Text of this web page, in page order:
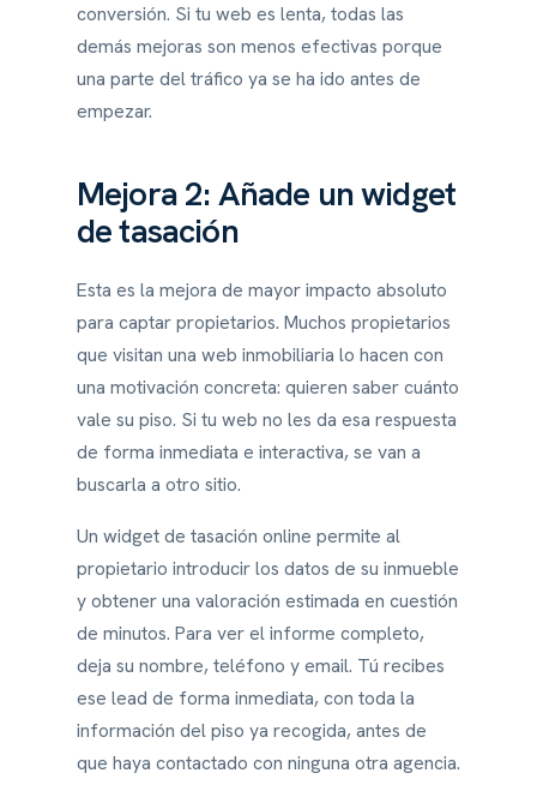
conversión. Si tu web es lenta, todas las
demás mejoras son menos efectivas porque
una parte del tráfico ya se ha ido antes de
empezar.
Mejora 2: Añade un widget
de tasación
Esta es la mejora de mayor impacto absoluto
para captar propietarios. Muchos propietarios
que visitan una web inmobiliaria lo hacen con
una motivación concreta: quieren saber cuánto
vale su piso. Si tu web no les da esa respuesta
de forma inmediata e interactiva, se van a
buscarla a otro sitio.
Un widget de tasación online permite al
propietario introducir los datos de su inmueble
y obtener una valoración estimada en cuestión
de minutos. Para ver el informe completo,
deja su nombre, teléfono y email. Tú recibes
ese lead de forma inmediata, con toda la
información del piso ya recogida, antes de
que haya contactado con ninguna otra agencia.